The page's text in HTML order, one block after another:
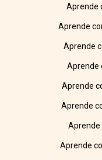
Aprende
Aprende
Aprende
Aprende
Aprende
Aprende
Aprende
Aprende